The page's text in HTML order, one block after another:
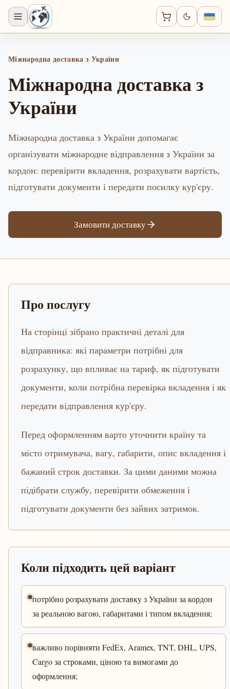
Міжнародна доставка з України
Міжнародна доставка з
України
Міжнародна доставка з України допомагає
організувати міжнародне відправлення з України за
кордон: перевірити вкладення, розрахувати вартість,
підготувати документи і передати посилку кур'єру.
Замовити доставку
Про послугу
На сторінці зібрано практичні деталі для
відправника: які параметри потрібні для
розрахунку, що впливає на тариф, як підготувати
документи, коли потрібна перевірка вкладення і як
передати відправлення кур'єру.
Перед оформленням варто уточнити країну та
місто отримувача, вагу, габарити, опис вкладення і
бажаний строк доставки. За цими даними можна
підібрати службу, перевірити обмеження і
підготувати документи без зайвих затримок.
Коли підходить цей варіант
потрібно розрахувати доставку з України за кордон
за реальною вагою, габаритами і типом вкладення;
важливо порівняти FedEx, Aramex, TNT, DHL, UPS,
Cargo за строками, ціною та вимогами до
оформлення;